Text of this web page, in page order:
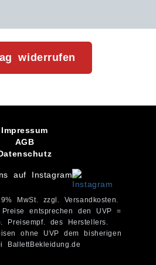
widerrufen
Impressum
AGB
auf Instagram
MwSt. zzgl. Versandkosten.
entsprechen den UVP =
Preisempf. des Herstellers.
ohne UVP dem bisherigen
BallettBekleidung.de